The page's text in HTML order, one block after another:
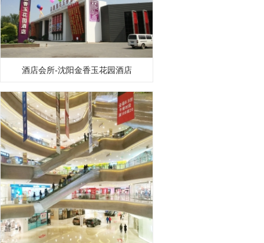
酒店会所-沈阳金香玉花园酒店